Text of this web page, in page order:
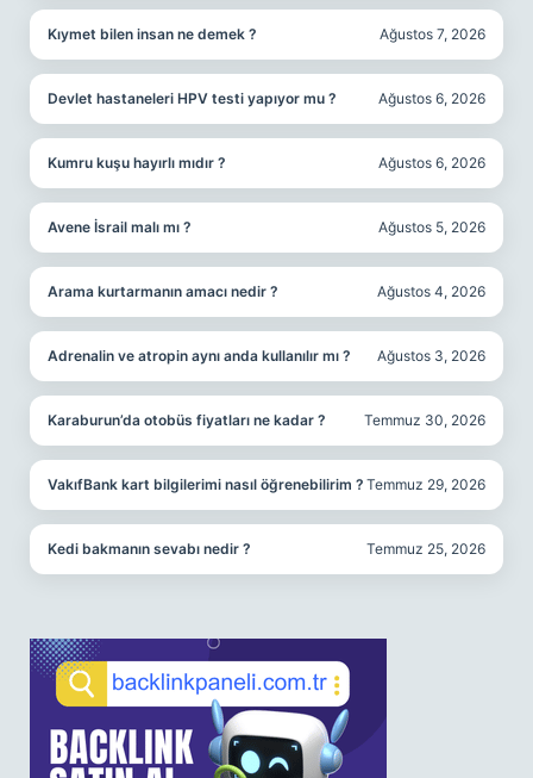
Kıymet bilen insan ne demek ? Ağustos 7, 2026
Devlet hastaneleri HPV testi yapıyor mu ? Ağustos 6, 2026
Kumru kuşu hayırlı mıdır ? Ağustos 6, 2026
Avene İsrail malı mı ? Ağustos 5, 2026
Arama kurtarmanın amacı nedir ? Ağustos 4, 2026
Adrenalin ve atropin aynı anda kullanılır mı ? Ağustos 3, 2026
Karaburun’da otobüs fiyatları ne kadar ? Temmuz 30, 2026
VakıfBank kart bilgilerimi nasıl öğrenebilirim ? Temmuz 29, 2026
Kedi bakmanın sevabı nedir ? Temmuz 25, 2026